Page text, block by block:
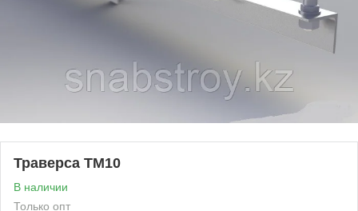
Траверса ТМ10
В наличии
Только опт